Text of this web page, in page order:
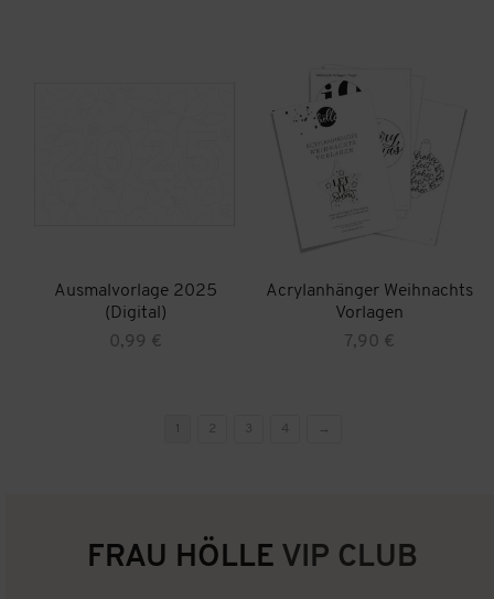
Ausmalvorlage 2025
(Digital)
0,99 €
Acrylanhänger Weihnachts
Vorlagen
7,90 €
2 3 4 →
FRAU HÖLLE VIP CLUB